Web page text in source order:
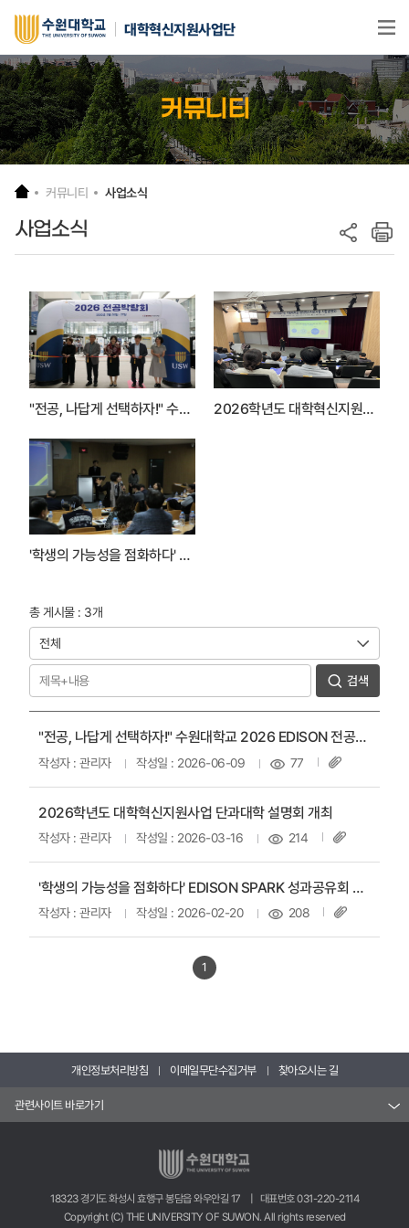
대학혁신지원사업단
커뮤니티
커뮤니티 사업소식
사업소식
"전공, 나답게 선택하자!" 수원대학교 2026 EDISON 전공박람회 개최 2026학년도 대학혁신지원사업 단과대학 설명회 개최
'학생의 가능성을 점화하다' EDISON SPARK 성과공유회 성료
총 게시물 : 3개
검색
"전공, 나답게 선택하자!" 수원대학교 2026 EDISON 전공박람회 개최
작성자 : 관리자 작성일 : 2026-06-09 77
2026학년도 대학혁신지원사업 단과대학 설명회 개최
작성자 : 관리자 작성일 : 2026-03-16 214
'학생의 가능성을 점화하다' EDISON SPARK 성과공유회 성료
작성자 : 관리자 작성일 : 2026-02-20 208
1
개인정보처리방침 이메일무단수집거부 찾아오시는 길
관련사이트 바로가기
18323 경기도 화성시 효행구 봉담읍 와우안길 17 | 대표번호 031-220-2114
Copyright (C) THE UNIVERSITY OF SUWON. All rights reserved